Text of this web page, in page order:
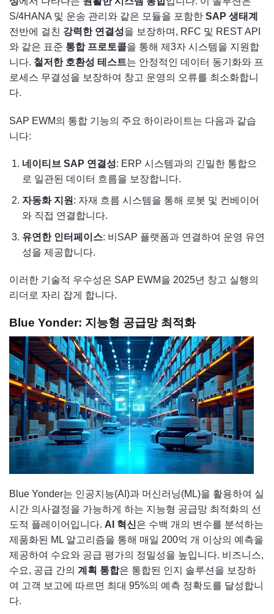
S/4HANA 및 운송 관리와 같은 모듈을 포함한 SAP 생태계
전반에 걸친 강력한 연결성을 보장하며, RFC 및 REST API
와 같은 표준 통합 프로토콜을 통해 제3자 시스템을 지원합
니다. 철저한 호환성 테스트는 안정적인 데이터 동기화와 프
로세스 무결성을 보장하여 창고 운영의 오류를 최소화합니
다.
SAP EWM의 통합 기능의 주요 하이라이트는 다음과 같습
니다:
네이티브 SAP 연결성: ERP 시스템과의 긴밀한 통합으
로 일관된 데이터 흐름을 보장합니다.
자동화 지원 : 자재 흐름 시스템을 통해 로봇 및 컨베이어
와 직접 연결합니다.
유연한 인터페이스: 비SAP 플랫폼과 연결하여 운영 유연
성을 제공합니다.
이러한 기술적 우수성은 SAP EWM을 2025년 창고 실행의
리더로 자리 잡게 합니다.
Blue Yonder: 지능형 공급망 최적화
Blue Yonder는 인공지능(AI)과 머신러닝(ML)을 활용하여 실
시간 의사결정을 가능하게 하는 지능형 공급망 최적화의 선
도적 플레이어입니다. AI 혁신은 수백 개의 변수를 분석하는
제품화된 ML 알고리즘을 통해 매일 200억 개 이상의 예측을
제공하여 수요와 공급 평가의 정밀성을 높입니다. 비즈니스,
수요, 공급 간의 계획 통합은 통합된 인지 솔루션을 보장하
여 고객 보고에 따르면 최대 95%의 예측 정확도를 달성합니
다.